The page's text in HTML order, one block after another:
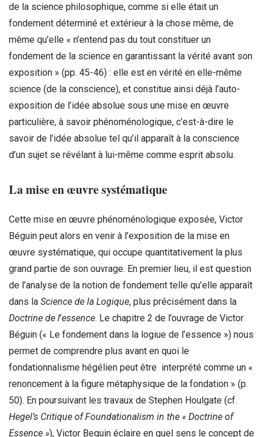
de la science philosophique, comme si elle était un
fondement déterminé et extérieur à la chose même, de
même qu’elle « n’entend pas du tout constituer un
fondement de la science en garantissant la vérité avant son
exposition » (pp. 45-46) : elle est en vérité en elle-même
science (de la conscience), et constitue ainsi déjà l’auto-
exposition de l’idée absolue sous une mise en œuvre
particulière, à savoir phénoménologique, c’est-à-dire le
savoir de l’idée absolue tel qu’il apparaît à la conscience
d’un sujet se révélant à lui-même comme esprit absolu.
La mise en œuvre systématique
Cette mise en œuvre phénoménologique exposée, Victor
Béguin peut alors en venir à l’exposition de la mise en
œuvre systématique, qui occupe quantitativement la plus
grand partie de son ouvrage. En premier lieu, il est question
de l’analyse de la notion de fondement telle qu’elle apparaît
dans la Science de la Logique, plus précisément dans la
Doctrine de l’essence. Le chapitre 2 de l’ouvrage de Victor
Béguin (« Le fondement dans la logiue de l’essence ») nous
permet de comprendre plus avant en quoi le
fondationnalisme hégélien peut être interprété comme un «
renoncement à la figure métaphysique de la fondation » (p.
50). En poursuivant les travaux de Stephen Houlgate (cf.
Hegel’s Critique of Foundationalism in the « Doctrine of
Essence »), Victor Beguin éclaire en quel sens le concept de